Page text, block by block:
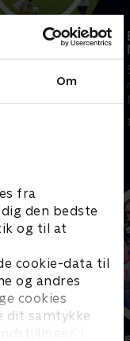
Om
fra
den bedste
og til at
cookie-data til
og andres
cookies
dit samtykke
i
IF
fra kampen